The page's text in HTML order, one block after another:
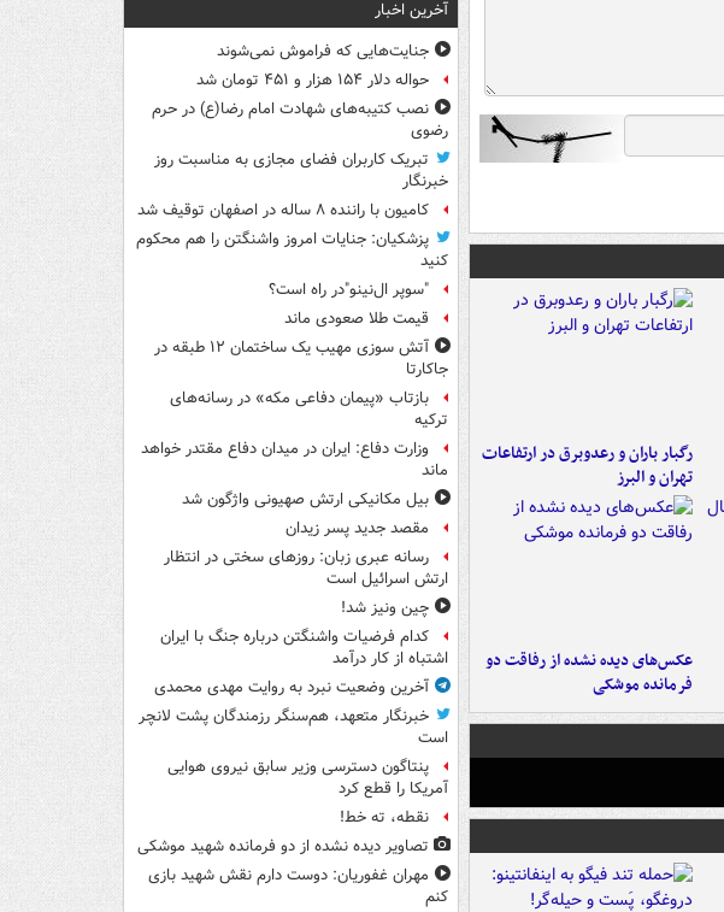
رگبار باران و رعدوبرق در ارتفاعات
تهران و البرز
عکس‌های دیده نشده از رفاقت دو
فرمانده‌ موشکی
آخرین اخبار
جنایت‌هایی که فراموش نمی‌شوند
حواله دلار ۱۵۴ هزار و ۴۵۱ تومان شد
نصب کتیبه‌های شهادت امام رضا(ع) در حرم
رضوی
تبریک کاربران فضای مجازی به مناسبت روز
خبرنگار
کامیون با راننده ۸ ساله در اصفهان توقیف شد
پزشکیان: جنایات امروز واشنگتن را هم محکوم
کنید
"سوپر ال‌نینو"در راه است؟
قیمت طلا صعودی ماند
آتش سوزی مهیب یک ساختمان ۱۲ طبقه در
جاکارتا
بازتاب «پیمان دفاعی مکه» در رسانه‌های
ترکیه
وزارت دفاع: ایران در میدان دفاع مقتدر خواهد
ماند
بیل مکانیکی ارتش صهیونی واژگون شد
مقصد جدید پسر زیدان
رسانه عبری زبان: روزهای سختی در انتظار
ارتش اسرائیل است
چین ونیز شد!
کدام فرضیات واشنگتن درباره جنگ با ایران
اشتباه از کار درآمد
آخرین وضعیت نبرد به روایت مهدی محمدی
خبرنگار متعهد، هم‌سنگر رزمندگان پشت لانچر
است
پنتاگون دسترسی وزیر سابق نیروی هوایی
آمریکا را قطع کرد
نقطه، ته خط!
تصاویر دیده‌ نشده از دو فرمانده شهید موشکی
مهران غفوریان: دوست دارم نقش شهید بازی
کنم